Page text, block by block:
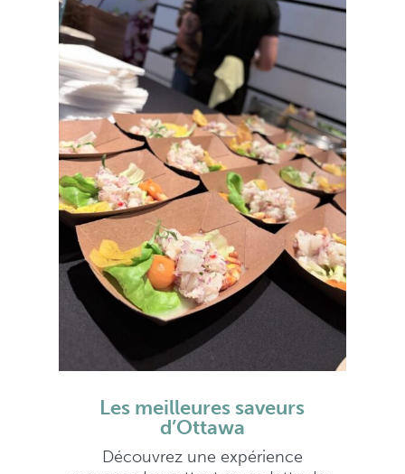
Les meilleures saveurs
d’Ottawa
Découvrez une expérience